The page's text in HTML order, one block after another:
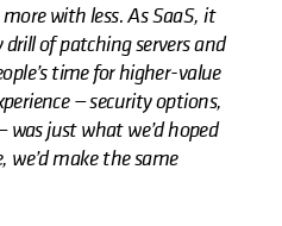
with less. As SaaS, it
of patching servers and
time for higher-value
— security options,
just what we’d hoped
we’d make the same